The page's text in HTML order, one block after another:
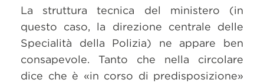
La struttura tecnica del ministero (in
questo caso, la direzione centrale delle
Specialità della Polizia) ne appare ben
consapevole. Tanto che nella circolare
dice che è «in corso di predisposizione»